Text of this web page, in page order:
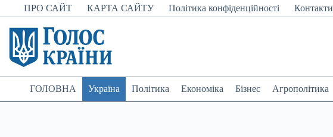
Перейти
до
вмісту
ПРО САЙТ КАРТА САЙТУ Політика конфіденційності Контакти
ГОЛОВНА Україна Політика Економіка Бізнес Агрополітика